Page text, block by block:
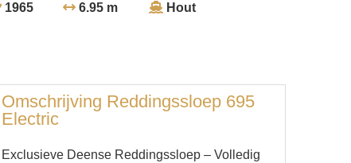
1965 6.95 m Hout
Omschrijving Reddingssloep 695
Electric
Exclusieve Deense Reddingssloep – Volledig